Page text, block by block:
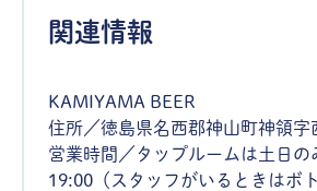
関連情報
KAMIYAMA BEER
住所／徳島県名西郡神山町神領字
営業時間／タップルームは土日の
19:00（スタッフがいるときはボ